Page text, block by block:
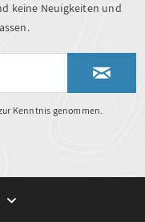
keine Neuigkeiten und
Kenntnis genommen.